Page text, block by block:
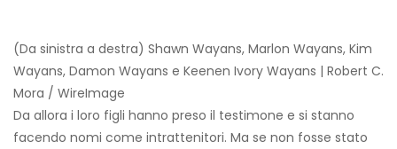
(Da sinistra a destra) Shawn Wayans, Marlon Wayans, Kim
Wayans, Damon Wayans e Keenen Ivory Wayans | Robert C.
Mora / WireImage
Da allora i loro figli hanno preso il testimone e si stanno
facendo nomi come intrattenitori. Ma se non fosse stato